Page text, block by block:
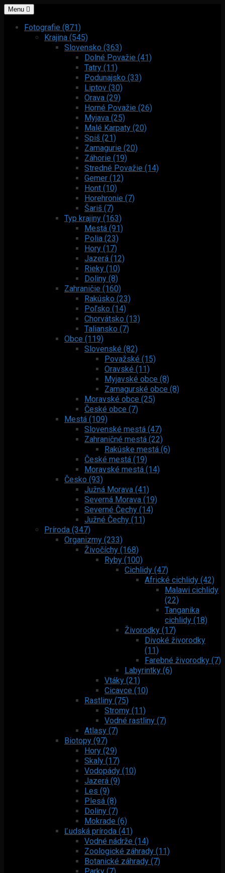
Menu
Fotografie (871)
Krajina (545)
Slovensko (363)
Dolné Považie (41)
Tatry (11)
Podunajsko (33)
Liptov (30)
Orava (29)
Horné Považie (26)
Myjava (25)
Malé Karpaty (20)
Spiš (21)
Zamagurie (20)
Záhorie (19)
Stredné Považie (14)
Gemer (12)
Hont (10)
Horehronie (7)
Šariš (7)
Typ krajiny (163)
Mestá (91)
Polia (23)
Hory (17)
Jazerá (12)
Rieky (10)
Doliny (8)
Zahraničie (160)
Rakúsko (23)
Poľsko (14)
Chorvátsko (13)
Taliansko (7)
Obce (119)
Slovenské (82)
Považské (15)
Oravské (11)
Myjavské obce (8)
Zamagurské obce (8)
Moravské obce (25)
České obce (7)
Mestá (109)
Slovenské mestá (47)
Zahraničné mestá (22)
Rakúske mestá (6)
České mestá (19)
Moravské mestá (14)
Česko (93)
Južná Morava (41)
Severná Morava (19)
Severné Čechy (14)
Južné Čechy (11)
Príroda (347)
Organizmy (233)
Živočíchy (168)
Ryby (100)
Cichlidy (47)
Africké cichlidy (42)
Malawi cichlidy
(22)
Tanganika
cichlidy (18)
Živorodky (17)
Divoké živorodky
(11)
Farebné živorodky (7)
Labyrintky (6)
Vtáky (21)
Cicavce (10)
Rastliny (75)
Stromy (11)
Vodné rastliny (7)
Atlasy (7)
Biotopy (97)
Hory (29)
Skaly (17)
Vodopády (10)
Jazerá (9)
Les (9)
Plesá (8)
Doliny (7)
Mokrade (6)
Ľudská príroda (41)
Vodné nádrže (14)
Zoologické záhrady (11)
Botanické záhrady (7)